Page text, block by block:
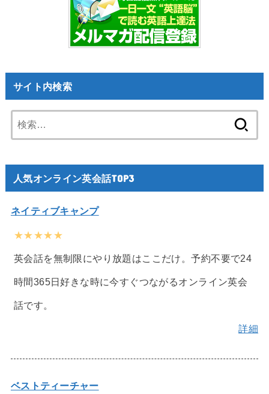
サイト内検索
索:
人気オンライン英会話TOP3
ネイティブキャンプ
★★★★★
英会話を無制限にやり放題はここだけ。予約不要で24
時間365日好きな時に今すぐつながるオンライン英会
話です。
詳細
ベストティーチャー